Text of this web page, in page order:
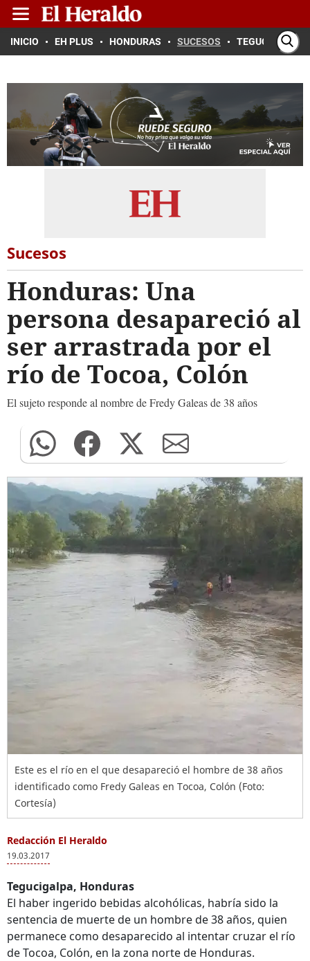
INICIO EH PLUS HONDURAS SUCESOS TEGUCIGALPA
Sucesos
Honduras: Una
persona desapareció al
ser arrastrada por el
río de Tocoa, Colón
El sujeto responde al nombre de Fredy Galeas de 38 años
Este es el río en el que desapareció el hombre de 38 años
identificado como Fredy Galeas en Tocoa, Colón (Foto:
Cortesía)
Redacción El Heraldo
19.03.2017
Tegucigalpa, Honduras
El haber ingerido bebidas alcohólicas, habría sido la
sentencia de muerte de un hombre de 38 años, quien
permanece como desaparecido al intentar cruzar el río
de Tocoa, Colón, en la zona norte de Honduras.